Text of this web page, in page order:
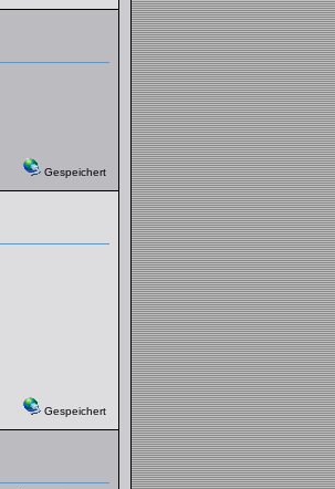
Gespeichert
Gespeichert